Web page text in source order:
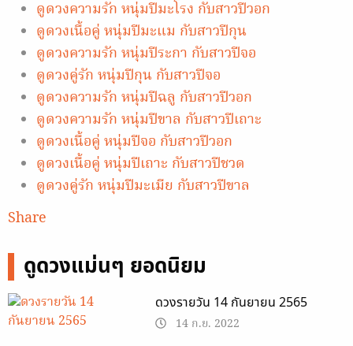
ดูดวงความรัก หนุ่มปีมะโรง กับสาวปีวอก
ดูดวงเนื้อคู่ หนุ่มปีมะแม กับสาวปีกุน
ดูดวงความรัก หนุ่มปีระกา กับสาวปีจอ
ดูดวงคู่รัก หนุ่มปีกุน กับสาวปีจอ
ดูดวงความรัก หนุ่มปีฉลู กับสาวปีวอก
ดูดวงความรัก หนุ่มปีขาล กับสาวปีเถาะ
ดูดวงเนื้อคู่ หนุ่มปีจอ กับสาวปีวอก
ดูดวงเนื้อคู่ หนุ่มปีเถาะ กับสาวปีชวด
ดูดวงคู่รัก หนุ่มปีมะเมีย กับสาวปีขาล
Share
ดูดวงแม่นๆ ยอดนิยม
ดวงรายวัน 14 กันยายน 2565
14 ก.ย. 2022